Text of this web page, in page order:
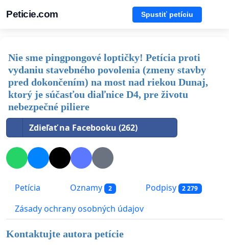
Peticie.com Spustiť petíciu
Nie sme pingpongové loptičky! Petícia proti
vydaniu stavebného povolenia (zmeny stavby
pred dokončením) na most nad riekou Dunaj,
ktorý je súčasťou diaľnice D4, pre životu
nebezpečné piliere
Zdieľať na Facebooku (262)
Petícia Oznamy 2 Podpisy 2 279
Zásady ochrany osobných údajov
Kontaktujte autora petície